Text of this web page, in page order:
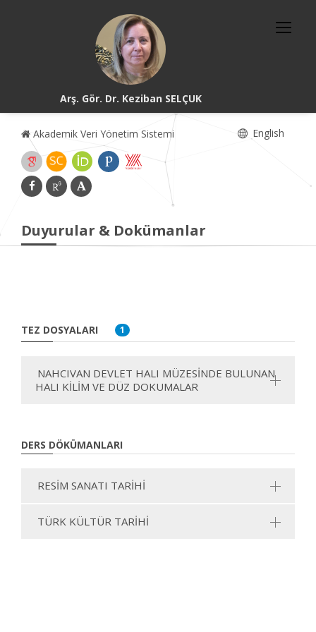
Arş. Gör. Dr. Keziban SELÇUK
Akademik Veri Yönetim Sistemi English
Duyurular & Dokümanlar
TEZ DOSYALARI 1
NAHCIVAN DEVLET HALI MÜZESİNDE BULUNAN
HALI KİLİM VE DÜZ DOKUMALAR
DERS DÖKÜMANLARI
RESİM SANATI TARİHİ
TÜRK KÜLTÜR TARİHİ